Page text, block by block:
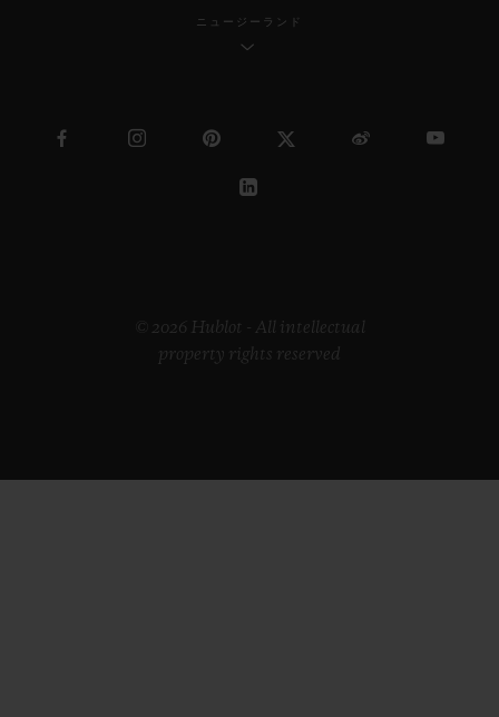
ニュージーランド
© 2026 Hublot - All intellectual
property rights reserved